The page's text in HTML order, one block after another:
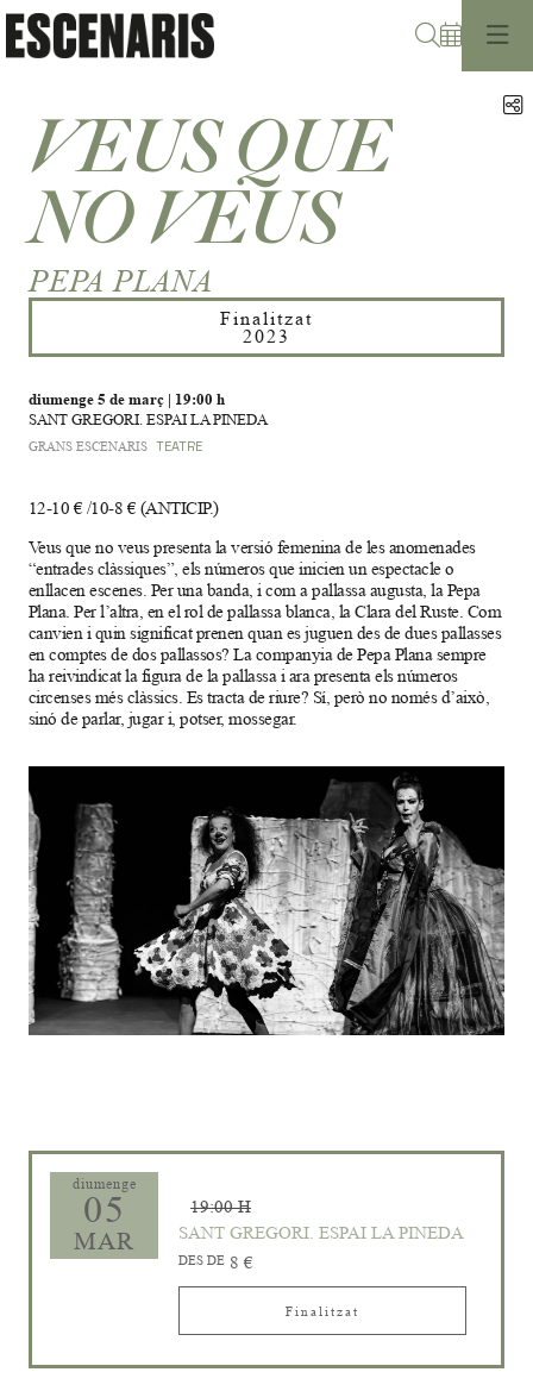
VEUS QUE
NO VEUS
PEPA PLANA
Finalitzat
2023
diumenge 5 de març| 19:00 h
SANT GREGORI. ESPAI LA PINEDA
GRANS ESCENARIS TEATRE
12-10 € /10-8 € (ANTICIP.)
Veus que no veus presenta la versió femenina de les anomenades
“entrades clàssiques”, els números que inicien un espectacle o
enllacen escenes. Per una banda, i com a pallassa augusta, la Pepa
Plana. Per l’altra, en el rol de pallassa blanca, la Clara del Ruste. Com
canvien i quin significat prenen quan es juguen des de dues pallasses
en comptes de dos pallassos? La companyia de Pepa Plana sempre
ha reivindicat la figura de la pallassa i ara presenta els números
circenses més clàssics. Es tracta de riure? Sí, però no només d’això,
sinó de parlar, jugar i, potser, mossegar.
diumenge
05
MAR
19:00 H
SANT GREGORI. ESPAI LA PINEDA
DES DE 8 €
Finalitzat